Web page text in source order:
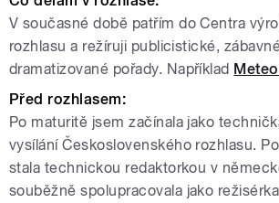
V současné době patřím do Centra
rozhlasu a režíruji publicistické,
dramatizované pořady. Například
Před rozhlasem:
Po maturitě jsem začínala jako
vysílání Československého rozhlasu.
stala technickou redaktorkou v
souběžně spolupracovala jako